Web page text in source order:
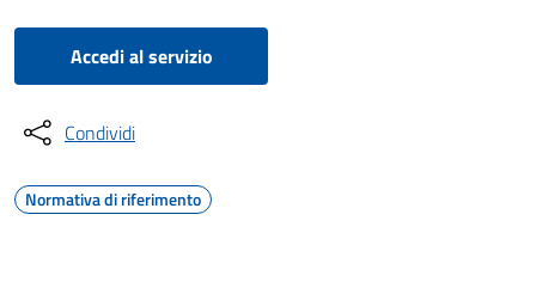
Accedi al servizio
Condividi
Normativa di riferimento